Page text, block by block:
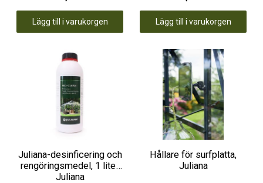
Lägg till i varukorgen Lägg till i varukorgen
Juliana-desinficering och
rengöringsmedel, 1 liter,
Juliana
Hållare för surfplatta,
Juliana